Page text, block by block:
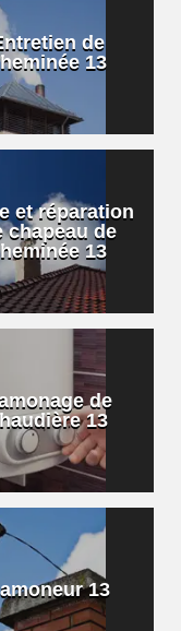
de
13
et réparation
chapeau de
13
de
13
13